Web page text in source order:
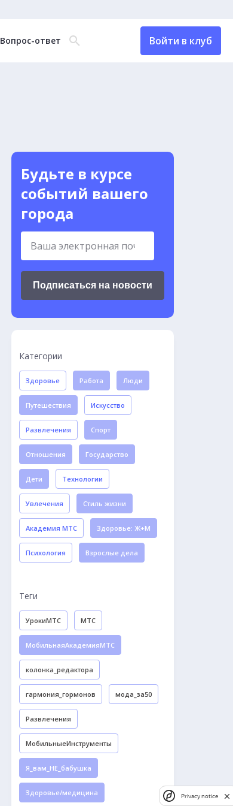
Вопрос-ответ Войти в клуб
Будьте в курсе
событий вашего
города
Подписаться на новости
Категории
Здоровье Работа Люди
Путешествия Искусство
Развлечения Спорт
Отношения Государство
Дети Технологии
Увлечения Стиль жизни
Академия МТС Здоровье: Ж+М
Психология Взрослые дела
Теги
УрокиМТС МТС
МобильнаяАкадемияМТС
колонка_редактора
гармония_гормонов мода_за50
Развлечения
МобильныеИнструменты
Я_вам_НЕ_бабушка
Здоровье/медицина Privacy notice